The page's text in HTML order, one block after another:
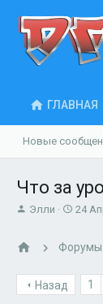
ГЛАВНАЯ
Новые
Что за
А
т
е
Элли
Д
а
24
Форумы
Назад 1